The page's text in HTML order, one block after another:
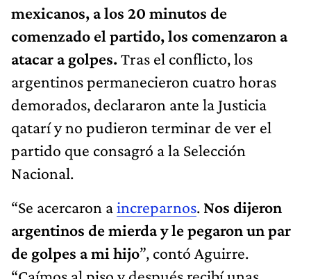
mexicanos, a los 20 minutos de
comenzado el partido, los comenzaron a
atacar a golpes. Tras el conflicto, los
argentinos permanecieron cuatro horas
demorados, declararon ante la Justicia
qatarí y no pudieron terminar de ver el
partido que consagró a la Selección
Nacional.
“Se acercaron aincreparnos. Nos dijeron
argentinos de mierda y le pegaron un par
de golpes a mi hijo”, contó Aguirre.